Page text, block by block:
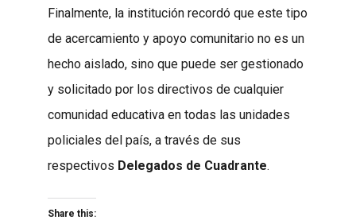
Finalmente, la institución recordó que este tipo
de acercamiento y apoyo comunitario no es un
hecho aislado, sino que puede ser gestionado
y solicitado por los directivos de cualquier
comunidad educativa en todas las unidades
policiales del país, a través de sus
respectivos Delegados de Cuadrante.
Share this: